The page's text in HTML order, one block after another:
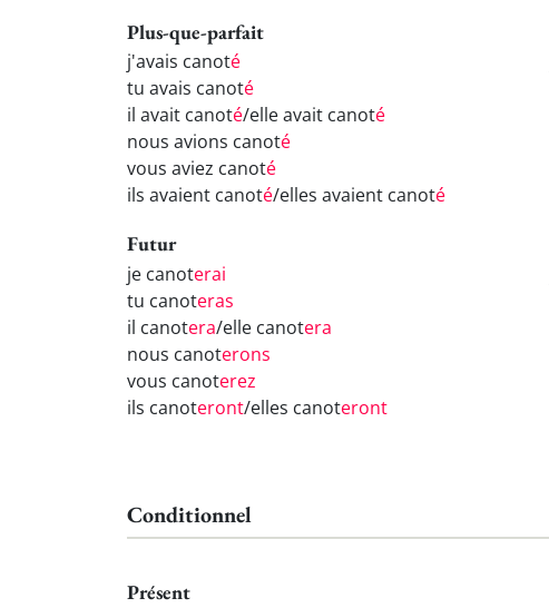
Plus-que-parfait
j'avais canoté
tu avais canoté
il avait canoté/elle avait canoté
nous avions canoté
vous aviez canoté
ils avaient canoté/elles avaient canoté
Futur
je canoterai
tu canoteras
il canotera/elle canotera
nous canoterons
vous canoterez
ils canoteront/elles canoteront
Conditionnel
Présent